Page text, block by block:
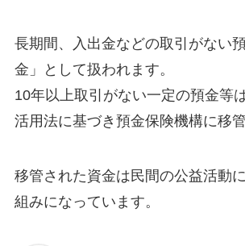
長期間、入出金などの取引がない
金」として扱われます。
10年以上取引がない一定の預金等
活用法に基づき預金保険機構に移管
移管された資金は民間の公益活動
組みになっています。